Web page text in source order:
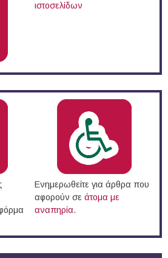
ιστοσελίδων
Ενημερωθείτε για άρθρα που
αφορούν σε άτομα με
αναπηρία.